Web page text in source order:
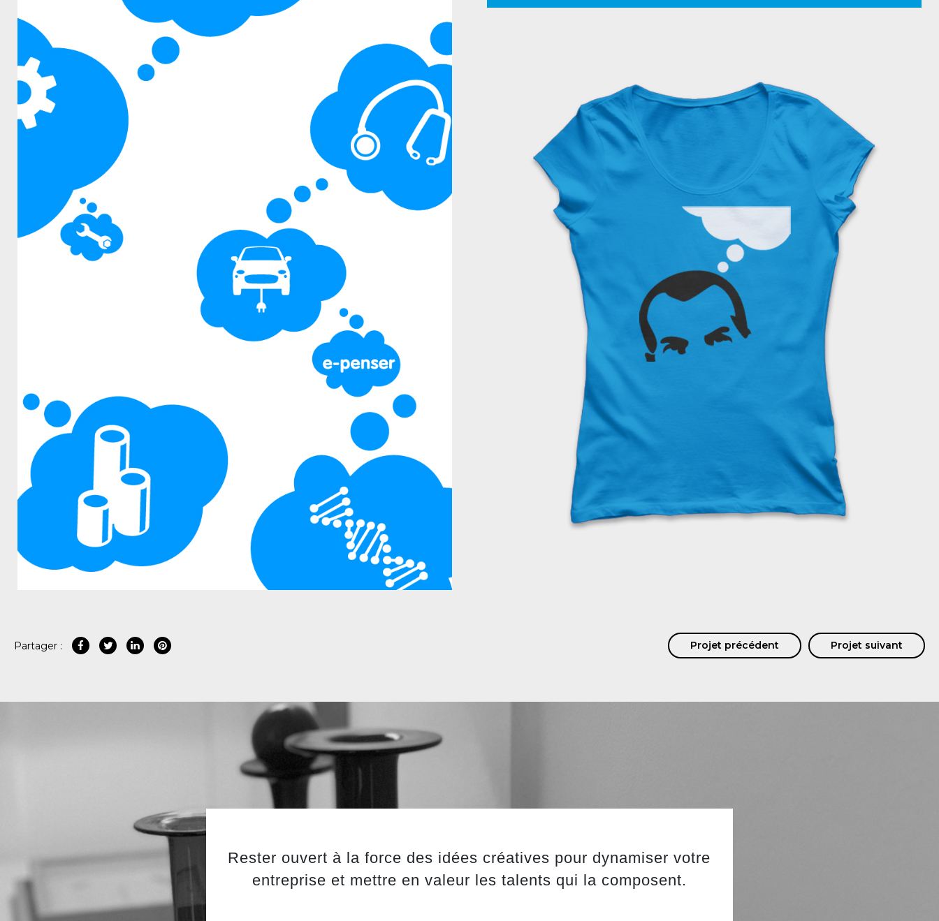
Partager : Projet précédent Projet suivant
Rester ouvert à la force des idées créatives pour dynamiser votre
entreprise et mettre en valeur les talents qui la composent.